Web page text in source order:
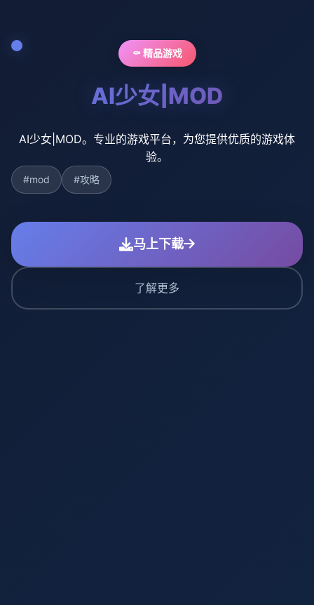
⚰️ 精品游戏
AI少女|MOD
AI少女|MOD。专业的游戏平台，为您提供优质的游戏体
验。
#mod #攻略
马上下载
了解更多